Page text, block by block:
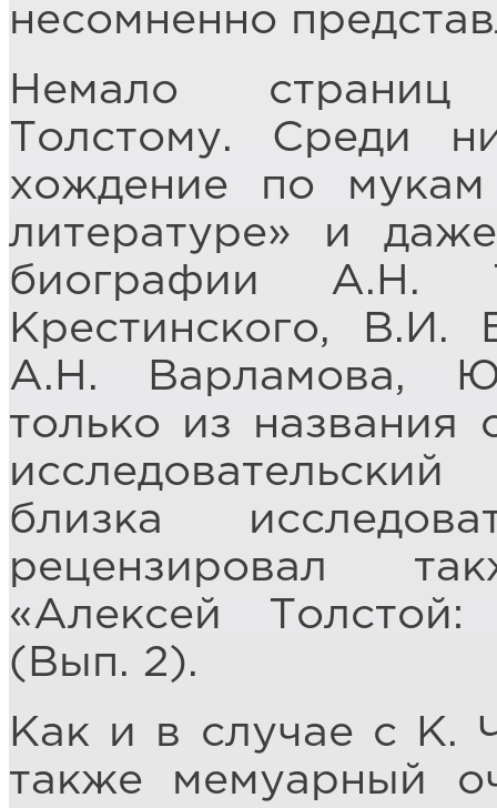
несомненно
Немало
Толстому. Среди
хождение по
литературе» и
биографии А.Н.
Крестинского, В.И.
А.Н. Варламова,
только из названия
близка
рецензировал
«Алексей
(Вып. 2).
Как и в случае с К.
также мемуарный